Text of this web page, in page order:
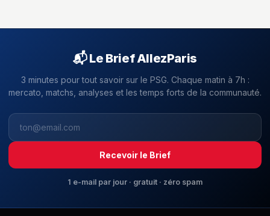
📬 Le Brief AllezParis
3 minutes pour tout savoir sur le PSG. Chaque matin à 7h :
mercato, matchs, analyses et les temps forts de la communauté.
Recevoir le Brief
1 e-mail par jour · gratuit · zéro spam